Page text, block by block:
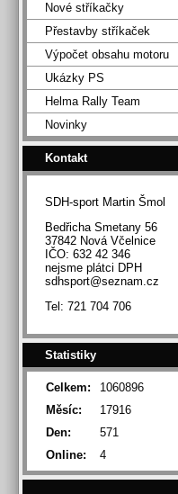
Nové stříkačky
Přestavby stříkaček
Výpočet obsahu motoru
Ukázky PS
Helma Rally Team
Novinky
Kontakt
SDH-sport Martin Šmol
Bedřicha Smetany 56
37842 Nová Včelnice
IČO: 632 42 346
nejsme plátci DPH
sdhsport@seznam.cz
Tel: 721 704 706
Statistiky
Online: 4
Celkem:
1060896
Měsíc:
17916
Den:
571